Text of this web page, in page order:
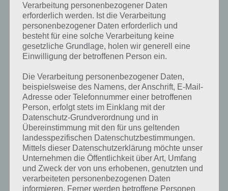
Nachdem wir uns nun durch bereits 53 Level geschlagen haben,
haben wir nun die Lösung zu 100 Doors Aliens Space Level 54. Hier
müsst ihr die Kanonen auf die gegenüberliegende Seite ausrichten
und die gegnerischen Kanonen abschießen. Verschwindet nach dem
Beschuss die Kanone, ist das Fadenkreuz richtig gesetzt.
Andernfalls müsst ihr die Raketen auf ein anderes Ziel leiten.
Nachfolgend noch ein Screenshot zur Lösung:
Verarbeitung personenbezogener Daten
erforderlich werden. Ist die Verarbeitung
personenbezogener Daten erforderlich und
besteht für eine solche Verarbeitung keine
gesetzliche Grundlage, holen wir generell eine
Einwilligung der betroffenen Person ein.
Die Verarbeitung personenbezogener Daten,
beispielsweise des Namens, der Anschrift, E-Mail-
Adresse oder Telefonnummer einer betroffenen
Person, erfolgt stets im Einklang mit der
Datenschutz-Grundverordnung und in
Übereinstimmung mit den für uns geltenden
landesspezifischen Datenschutzbestimmungen.
Mittels dieser Datenschutzerklärung möchte unser
Unternehmen die Öffentlichkeit über Art, Umfang
und Zweck der von uns erhobenen, genutzten und
verarbeiteten personenbezogenen Daten
informieren. Ferner werden betroffene Personen